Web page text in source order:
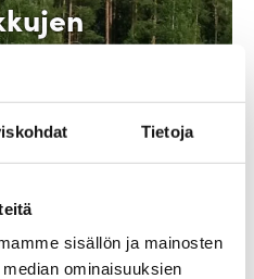
Tietoja
sisällön ja mainosten
ominaisuuksien